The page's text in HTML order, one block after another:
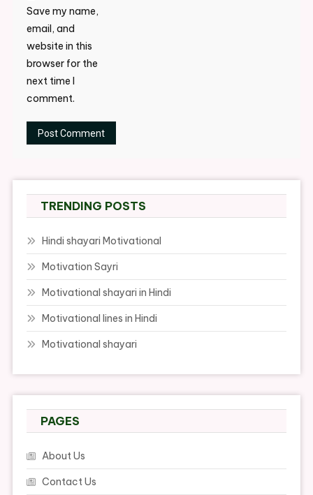
Save my name,
email, and
website in this
browser for the
next time I
comment.
TRENDING POSTS
Hindi shayari Motivational
Motivation Sayri
Motivational shayari in Hindi
Motivational lines in Hindi
Motivational shayari
PAGES
About Us
Contact Us